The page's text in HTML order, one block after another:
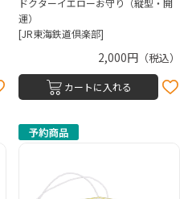
ドクターイエローお守り（縦型・開
運）
[JR東海鉄道倶楽部]
2,000円 （税込）
カートに入れる